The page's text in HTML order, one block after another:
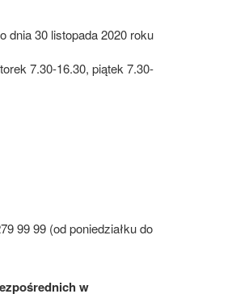
dnia 30 listopada 2020 roku
7.30-16.30, piątek 7.30-
99 99 (od poniedziałku do
w